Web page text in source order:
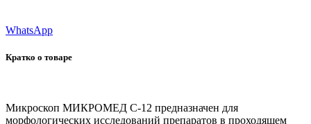
WhatsApp
Кратко о товаре
Микроскоп МИКРОМЕД С-12 предназначен для
морфологических исследований препаратов в проходящем